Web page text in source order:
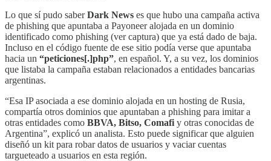
Lo que sí pudo saberDark News es que hubo una campaña activa
de phishing que apuntaba a Payoneer alojada en un dominio
identificado como phishing (ver captura) que ya está dado de baja.
Incluso en el código fuente de ese sitio podía verse que apuntaba
hacia un “peticiones[.]php”, en español. Y, a su vez, los dominios
que listaba la campaña estaban relacionados a entidades bancarias
argentinas.
“Esa IP asociada a ese dominio alojada en un hosting de Rusia,
compartía otros dominios que apuntaban a phishing para imitar a
otras entidades como BBVA, Bitso, Comafi y otras conocidas de
Argentina”, explicó un analista. Esto puede significar que alguien
diseñó un kit para robar datos de usuarios y vaciar cuentas
targueteado a usuarios en esta región.